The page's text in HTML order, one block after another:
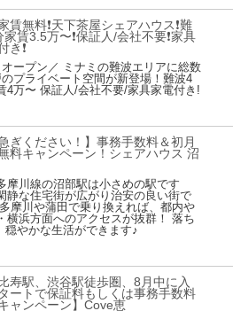
賃無料❗️天下茶屋シェアハウス❗️難
賃3.5万〜❗️保証人/会社不要❗️家具
き❗
オープン／ ミナミの難波エリアに総数
プライベート空間が新登場！難波4
4万〜 保証人/会社不要/家具家電付き!
急ぎください！】事務手数料＆初月
料キャンペーン！シェアハウス 沼
摩川線の沼部駅は小さめの駅です
静な住宅街が広がり治安の良い街で
摩川や蒲田で乗り換えれば、都内や
横浜方面へのアクセスが抜群！ 落ち
やかな生活ができます♪
比寿駅、渋谷駅徒歩圏、8月中に入
ートで保証料もしくは事務手数料
ャンペーン】Cove恵